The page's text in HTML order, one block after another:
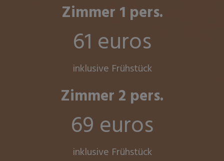
Zimmer 1 pers.
61 euros
inklusive Frühstück
Zimmer 2 pers.
69 euros
inklusive Frühstück